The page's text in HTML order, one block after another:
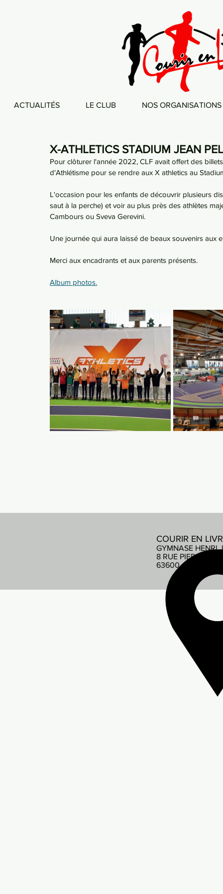
ACTUALITÉS LE CLUB NOS ORGANISATIONS
X-ATHLETICS STADIUM JEAN
Pour clôturer l'année 2022, CLF avait offert des
d'Athlétisme pour se rendre aux X athletics au
L'occasion pour les enfants de découvrir plusieurs
saut à la perche) et voir au plus près des athlètes
Cambours ou Sveva Gerevini.
Une journée qui aura laissé de beaux souvenirs aux
Merci aux encadrants et aux parents présents.
Album photos.
COURIR EN
GYMNASE HENRI
8 RUE PIERRE DE
63600 AMBERT